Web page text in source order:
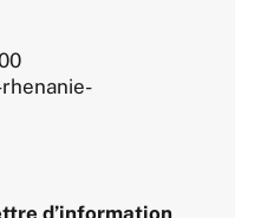
d’information,